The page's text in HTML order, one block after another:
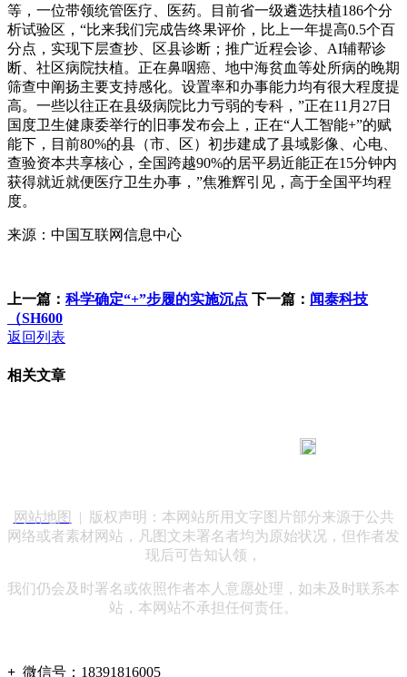
等，一位带领统管医疗、医药。目前省一级遴选扶植186个分
析试验区，“比来我们完成告终果评价，比上一年提高0.5个百
分点，实现下层查抄、区县诊断；推广近程会诊、AI辅帮诊
断、社区病院扶植。正在鼻咽癌、地中海贫血等处所病的晚期
筛查中阐扬主要支持感化。设置率和办事能力均有很大程度提
高。一些以往正在县级病院比力亏弱的专科，”正在11月27日
国度卫生健康委举行的旧事发布会上，正在“人工智能+”的赋
能下，目前80%的县（市、区）初步建成了县域影像、心电、
查验资本共享核心，全国跨越90%的居平易近能正在15分钟内
获得就近就便医疗卫生办事，”焦雅辉引见，高于全国平均程
度。
来源：中国互联网信息中心
上一篇： 科学确定“+”步履的实施沉点 下一篇： 闻泰科技
（SH600
返回列表
相关文章
网站地图
| 版权声明：本网站所用文字图片部分来源于公共
网络或者素材网站，凡图文未署名者均为原始状况，但作者发
现后可告知认领，
我们仍会及时署名或依照作者本人意愿处理，如未及时联系本
站，本网站不承担任何责任。
+ 微信号： 18391816005